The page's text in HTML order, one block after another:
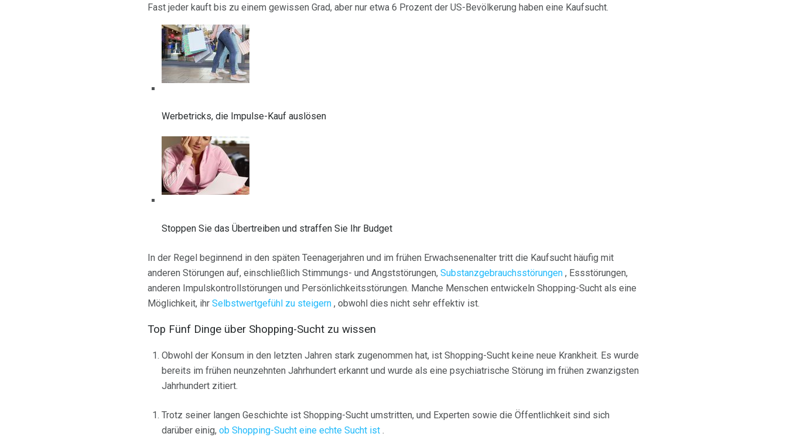
Fast jeder kauft bis zu einem gewissen Grad, aber nur etwa 6 Prozent der US-Bevölkerung haben eine Kaufsucht.
Werbetricks, die Impulse-Kauf auslösen
Stoppen Sie das Übertreiben und straffen Sie Ihr Budget
In der Regel beginnend in den späten Teenagerjahren und im frühen Erwachsenenalter tritt die Kaufsucht häufig mit
anderen Störungen auf, einschließlich Stimmungs- und Angststörungen, Substanzgebrauchsstörungen , Essstörungen,
anderen Impulskontrollstörungen und Persönlichkeitsstörungen. Manche Menschen entwickeln Shopping-Sucht als eine
Möglichkeit, ihr Selbstwertgefühl zu steigern , obwohl dies nicht sehr effektiv ist.
Top Fünf Dinge über Shopping-Sucht zu wissen
Obwohl der Konsum in den letzten Jahren stark zugenommen hat, ist Shopping-Sucht keine neue Krankheit. Es wurde
bereits im frühen neunzehnten Jahrhundert erkannt und wurde als eine psychiatrische Störung im frühen zwanzigsten
Jahrhundert zitiert.
Trotz seiner langen Geschichte ist Shopping-Sucht umstritten, und Experten sowie die Öffentlichkeit sind sich
darüber einig, ob Shopping-Sucht eine echte Sucht ist .